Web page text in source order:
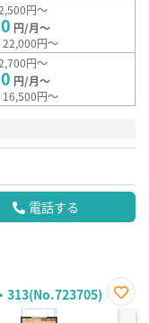
円～
円/月～
円～
円～
円/月～
円～
電話する
313(No.723705)
お気